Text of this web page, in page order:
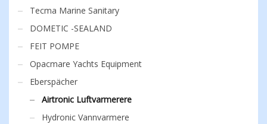
Tecma Marine Sanitary
DOMETIC -SEALAND
FEIT POMPE
Opacmare Yachts Equipment
Eberspächer
Airtronic Luftvarmerere
Hydronic Vannvarmere